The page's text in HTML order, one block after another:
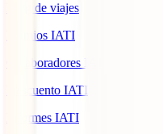
Blog de viajes
Premios IATI
Colaboradores IATI
Descuento IATI
Informes IATI